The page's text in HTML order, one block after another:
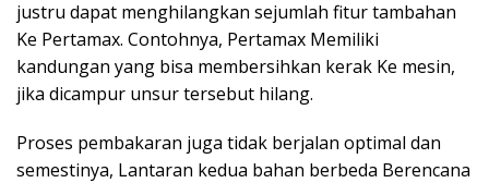
justru dapat menghilangkan sejumlah fitur tambahan
Ke Pertamax. Contohnya, Pertamax Memiliki
kandungan yang bisa membersihkan kerak Ke mesin,
jika dicampur unsur tersebut hilang.
Proses pembakaran juga tidak berjalan optimal dan
semestinya, Lantaran kedua bahan berbeda Berencana